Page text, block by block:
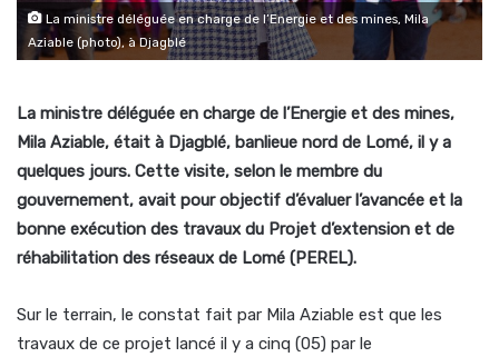
La ministre déléguée en charge de l’Energie et des mines, Mila
Aziable (photo), à Djagblé
La ministre déléguée en charge de l’Energie et des mines,
Mila Aziable, était à Djagblé, banlieue nord de Lomé, il y a
quelques jours. Cette visite, selon le membre du
gouvernement, avait pour objectif d’évaluer l’avancée et la
bonne exécution des travaux du Projet d’extension et de
réhabilitation des réseaux de Lomé (PEREL).
Sur le terrain, le constat fait par Mila Aziable est que les
travaux de ce projet lancé il y a cinq (05) par le